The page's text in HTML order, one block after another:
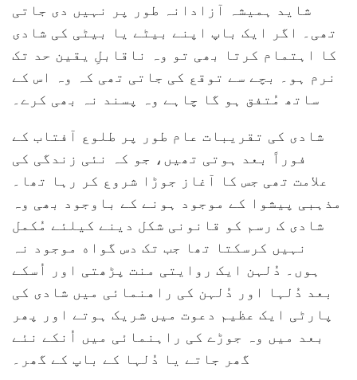
شاید ہمیشہ آزادانہ طور پر نہیں دی جاتی
تھی۔ اگر ایک باپ اپنے بیٹے یا بیٹی کی شادی
کا اہتمام کرتا بھی تو وہ ناقابلِ یقین حد تک
نرم ہو۔ بچے سے توقع کی جاتی تھی کہ وہ اس کے
ساتھ مُتفق ہو گا چاہے وہ پسند نہ بھی کرے۔
شادی کی تقریبات عام طور پر طلوع آفتاب کے
فوراً بعد ہوتی تھیں، جو کہ نئی زندگی کی
علامت تھی جس کا آغاز جوڑا شروع کر رہا تھا۔
مذہبی پیشوا کے موجود ہونے کے باوجود بھی وہ
شادی ک رسم کو قانونی شکل دینے کیلئے مُکمل
نہیں کرسکتا تھا جب تک دس گواه موجود نہ
ہوں۔ دُلہن ایک روایتی منت پڑھتی اور اُسکے
بعد دُلہا اور دُلہن کی راهنمائی میں شادی کی
پارٹی ایک عظیم دعوت میں شریک ہوتے اور پھر
بعد میں وہ جوڑے کی راہنمائی میں اُنکے نئے
گھر جاتے یا دُلہا کے باپ کے گھر۔